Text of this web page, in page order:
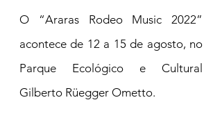
O “Araras Rodeo Music 2022”
acontece de 12 a 15 de agosto, no
Parque Ecológico e Cultural
Gilberto Rüegger Ometto.